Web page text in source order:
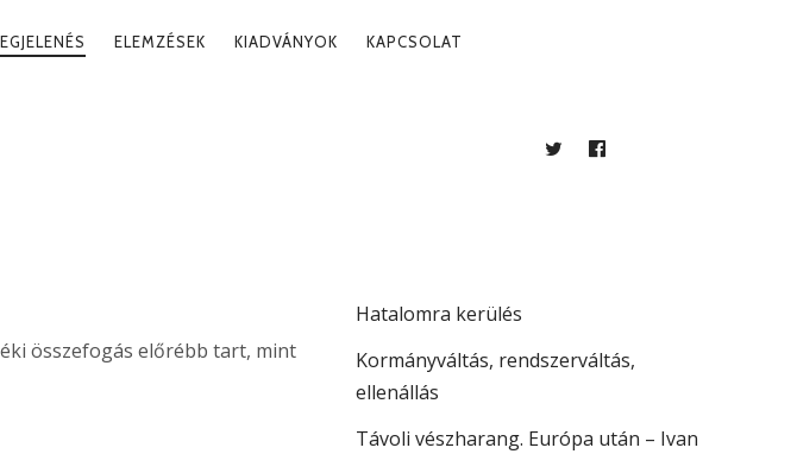
ELEMZÉSEK KIADVÁNYOK KAPCSOLAT
TWITTERFACEBOOK
összefogás előrébb tart, mint
Hatalomra kerülés
Kormányváltás, rendszerváltás,
ellenállás
Távoli vészharang. Európa után – Ivan